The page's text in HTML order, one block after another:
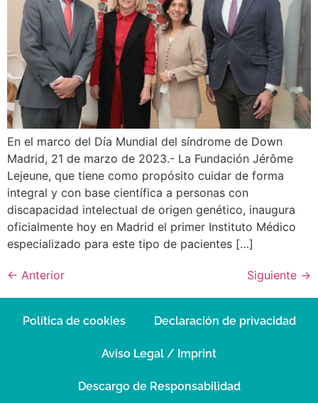
En el marco del Día Mundial del síndrome de Down
Madrid, 21 de marzo de 2023.- La Fundación Jérôme
Lejeune, que tiene como propósito cuidar de forma
integral y con base científica a personas con
discapacidad intelectual de origen genético, inaugura
oficialmente hoy en Madrid el primer Instituto Médico
especializado para este tipo de pacientes […]
← Anterior Siguiente →
Política de cookies Declaración de privacidad
Aviso Legal / Imprint
Descargo de Responsabilidad